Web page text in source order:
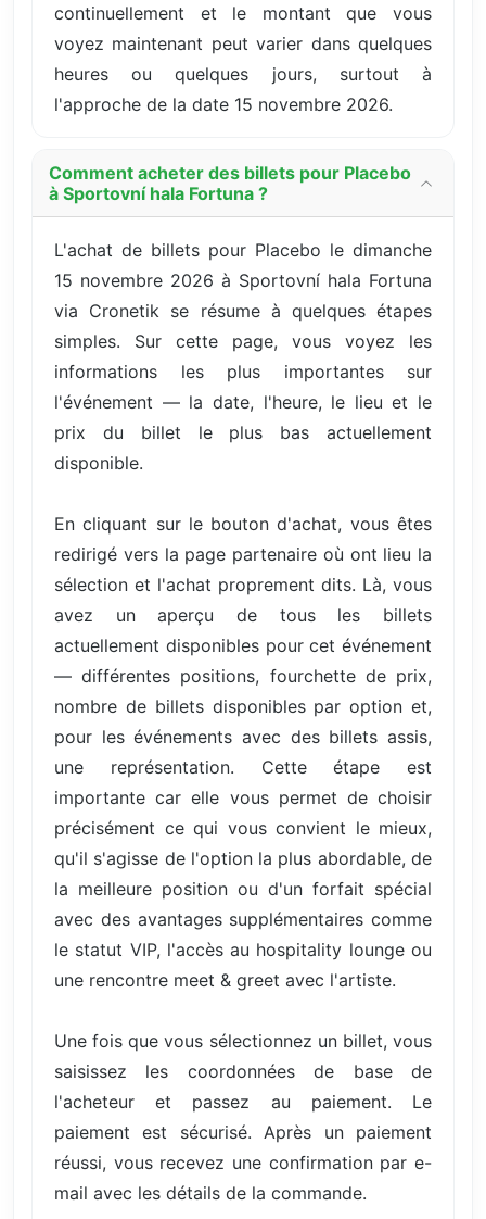
continuellement et le montant que vous
voyez maintenant peut varier dans quelques
heures ou quelques jours, surtout à
l'approche de la date 15 novembre 2026.
Comment acheter des billets pour Placebo
à Sportovní hala Fortuna ?
L'achat de billets pour Placebo le dimanche
15 novembre 2026 à Sportovní hala Fortuna
via Cronetik se résume à quelques étapes
simples. Sur cette page, vous voyez les
informations les plus importantes sur
l'événement — la date, l'heure, le lieu et le
prix du billet le plus bas actuellement
disponible.
En cliquant sur le bouton d'achat, vous êtes
redirigé vers la page partenaire où ont lieu la
sélection et l'achat proprement dits. Là, vous
avez un aperçu de tous les billets
actuellement disponibles pour cet événement
— différentes positions, fourchette de prix,
nombre de billets disponibles par option et,
pour les événements avec des billets assis,
une représentation. Cette étape est
importante car elle vous permet de choisir
précisément ce qui vous convient le mieux,
qu'il s'agisse de l'option la plus abordable, de
la meilleure position ou d'un forfait spécial
avec des avantages supplémentaires comme
le statut VIP, l'accès au hospitality lounge ou
une rencontre meet & greet avec l'artiste.
Une fois que vous sélectionnez un billet, vous
saisissez les coordonnées de base de
l'acheteur et passez au paiement. Le
paiement est sécurisé. Après un paiement
réussi, vous recevez une confirmation par e-
mail avec les détails de la commande.